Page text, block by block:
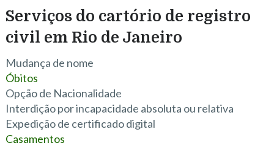
Serviços do cartório de registro
civil em Rio de Janeiro
Mudança de nome
Óbitos
Opção de Nacionalidade
Interdição por incapacidade absoluta ou relativa
Expedição de certificado digital
Casamentos